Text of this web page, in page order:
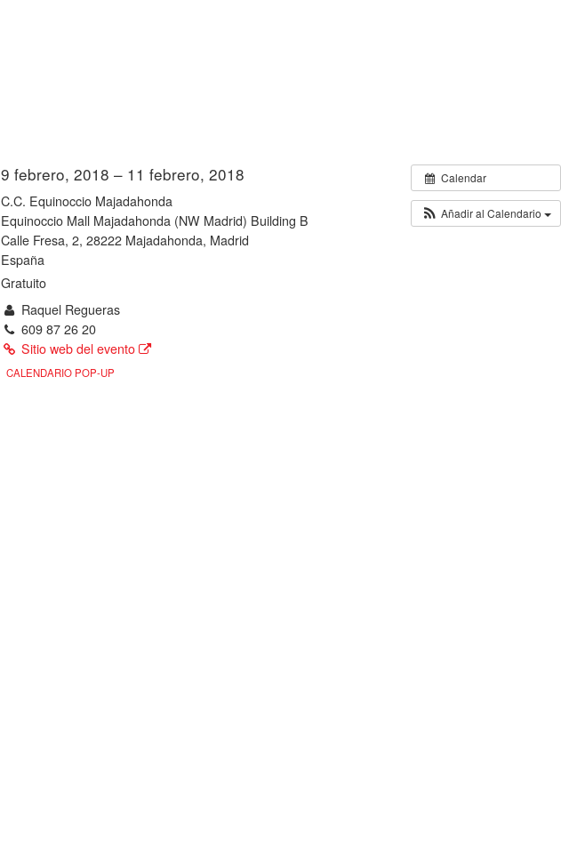
Calendar
Añadir al Calendario
9 febrero, 2018 – 11 febrero, 2018
C.C. Equinoccio Majadahonda
Equinoccio Mall Majadahonda (NW Madrid) Building B
Calle Fresa, 2, 28222 Majadahonda, Madrid
España
Gratuito
Raquel Regueras
609 87 26 20
Sitio web del evento
CALENDARIO POP-UP